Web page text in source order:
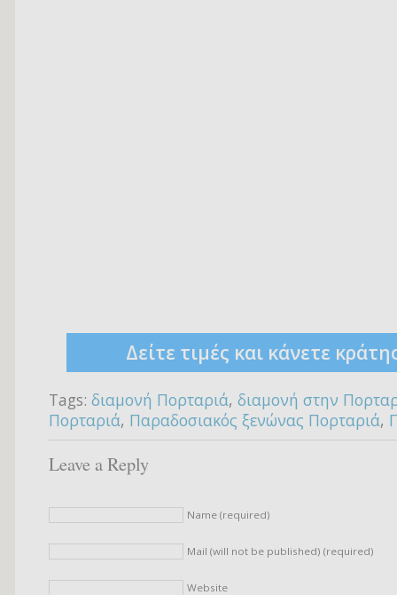
Δείτε τιμές και κάνετε
Tags: διαμονή Πορταριά, διαμονή στην
Πορταριά, Παραδοσιακός ξενώνας Πορταριά,
Leave a Reply
Name (required)
Mail (will not be published) (required)
Website